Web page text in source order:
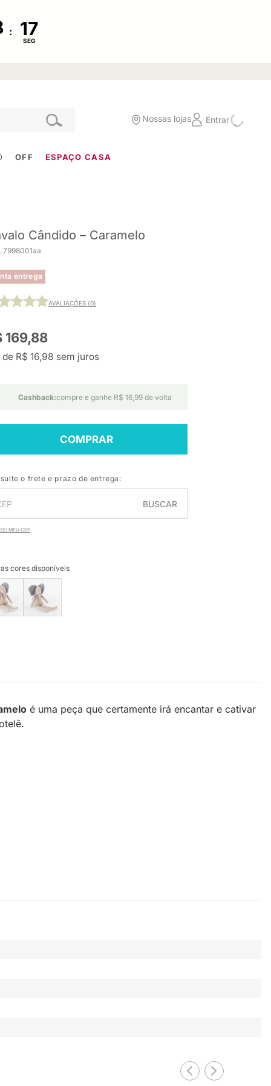
:
SEG
Nossas lojas Entrar
OFF ESPAÇO CASA
Cândido – Caramelo
7998001aa
entrega
AVALIAÇÕES (0)
169,88
de R$ 16,98 sem juros
Cashback:compre e ganhe R$ 16,99 de volta
COMPRAR
o frete e prazo de entrega:
BUSCAR
MEU CEP
cores disponíveis
é uma peça que certamente irá encantar e cativar